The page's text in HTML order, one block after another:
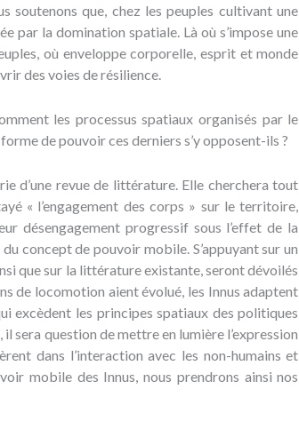
que, chez les peuples cultivant une
par la domination spatiale. Là où s’impose une
où enveloppe corporelle, esprit et monde
des voies de résilience.
les processus spatiaux organisés par le
de pouvoir ces derniers s’y opposent-ils ?
d’une revue de littérature. Elle cherchera tout
« l’engagement des corps » sur le territoire,
désengagement progressif sous l’effet de la
concept de pouvoir mobile. S’appuyant sur un
que sur la littérature existante, seront dévoilés
de locomotion aient évolué, les Innus adaptent
excèdent les principes spatiaux des politiques
sera question de mettre en lumière l’expression
dans l’interaction avec les non-humains et
mobile des Innus, nous prendrons ainsi nos